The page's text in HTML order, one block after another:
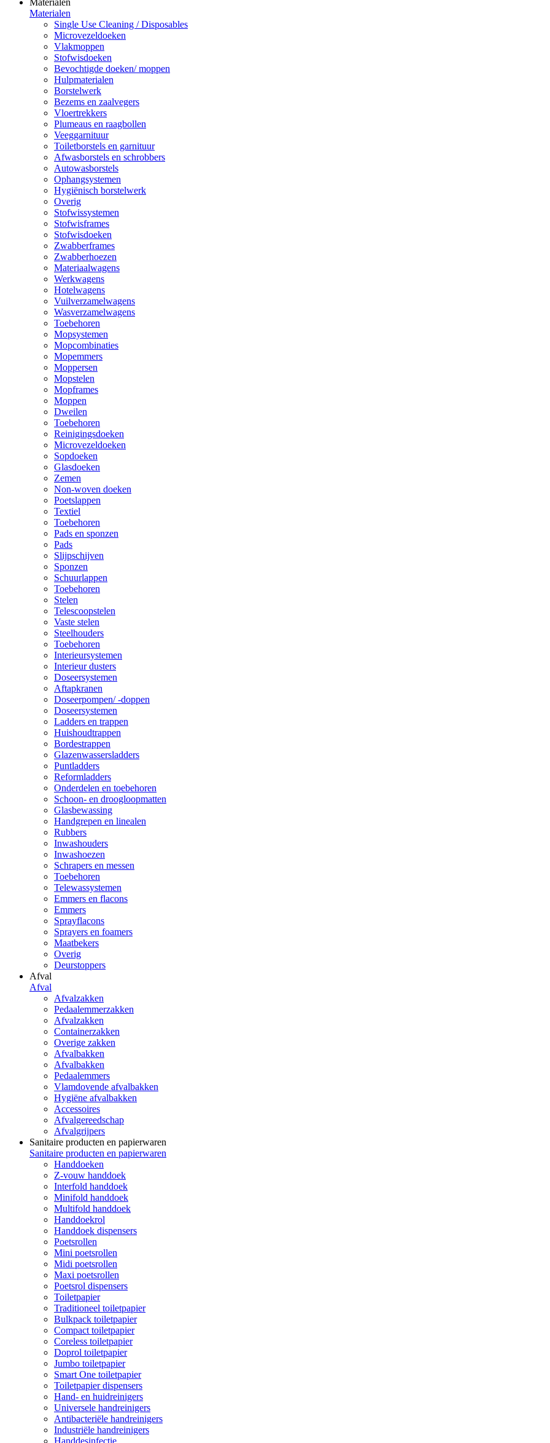
Materialen
Materialen
Single Use Cleaning / Disposables
Microvezeldoeken
Vlakmoppen
Stofwisdoeken
Bevochtigde doeken/ moppen
Hulpmaterialen
Borstelwerk
Bezems en zaalvegers
Vloertrekkers
Plumeaus en raagbollen
Veeggarnituur
Toiletborstels en garnituur
Afwasborstels en schrobbers
Autowasborstels
Ophangsystemen
Hygiënisch borstelwerk
Overig
Stofwissystemen
Stofwisframes
Stofwisdoeken
Zwabberframes
Zwabberhoezen
Materiaalwagens
Werkwagens
Hotelwagens
Vuilverzamelwagens
Wasverzamelwagens
Toebehoren
Mopsystemen
Mopcombinaties
Mopemmers
Moppersen
Mopstelen
Mopframes
Moppen
Dweilen
Toebehoren
Reinigingsdoeken
Microvezeldoeken
Sopdoeken
Glasdoeken
Zemen
Non-woven doeken
Poetslappen
Textiel
Toebehoren
Pads en sponzen
Pads
Slijpschijven
Sponzen
Schuurlappen
Toebehoren
Stelen
Telescoopstelen
Vaste stelen
Steelhouders
Toebehoren
Interieursystemen
Interieur dusters
Doseersystemen
Aftapkranen
Doseerpompen/ -doppen
Doseersystemen
Ladders en trappen
Huishoudtrappen
Bordestrappen
Glazenwassersladders
Puntladders
Reformladders
Onderdelen en toebehoren
Schoon- en droogloopmatten
Glasbewassing
Handgrepen en linealen
Rubbers
Inwashouders
Inwashoezen
Schrapers en messen
Toebehoren
Telewassystemen
Emmers en flacons
Emmers
Sprayflacons
Sprayers en foamers
Maatbekers
Overig
Deurstoppers
Afval
Afval
Afvalzakken
Pedaalemmerzakken
Afvalzakken
Containerzakken
Overige zakken
Afvalbakken
Afvalbakken
Pedaalemmers
Vlamdovende afvalbakken
Hygiëne afvalbakken
Accessoires
Afvalgereedschap
Afvalgrijpers
Sanitaire producten en papierwaren
Sanitaire producten en papierwaren
Handdoeken
Z-vouw handdoek
Interfold handdoek
Minifold handdoek
Multifold handdoek
Handdoekrol
Handdoek dispensers
Poetsrollen
Mini poetsrollen
Midi poetsrollen
Maxi poetsrollen
Poetsrol dispensers
Toiletpapier
Traditioneel toiletpapier
Bulkpack toiletpapier
Compact toiletpapier
Coreless toiletpapier
Doprol toiletpapier
Jumbo toiletpapier
Smart One toiletpapier
Toiletpapier dispensers
Hand- en huidreinigers
Universele handreinigers
Antibacteriële handreinigers
Industriële handreinigers